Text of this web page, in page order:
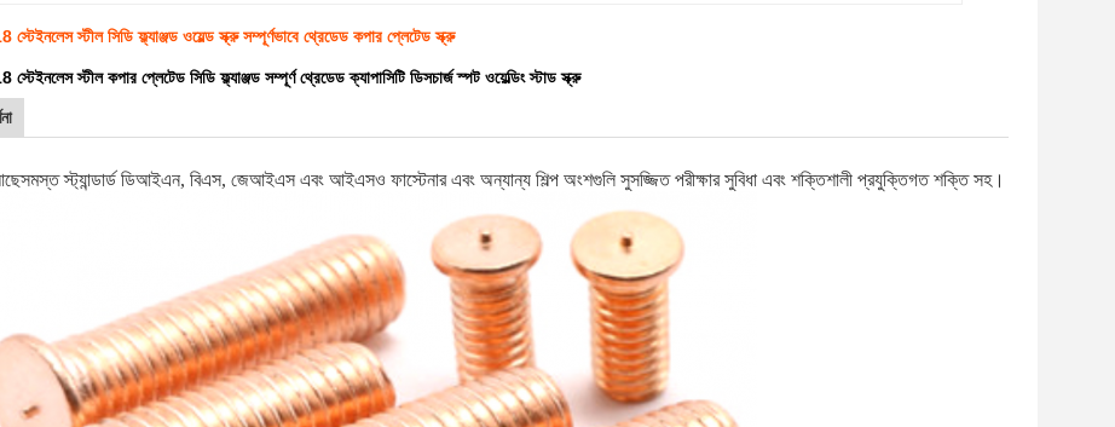
স্টীল সিডি ফ্ল্যাঞ্জড ওয়েল্ড স্ক্রু সম্পূর্ণভাবে থ্রেডেড কপার প্লেটেড স্ক্রু
স্টীল কপার প্লেটেড সিডি ফ্ল্যাঞ্জড সম্পূর্ণ থ্রেডেড ক্যাপাসিটি ডিসচার্জ স্পট ওয়েল্ডিং স্টাড স্ক্রু
সমস্ত স্ট্যান্ডার্ড ডিআইএন, বিএস, জেআইএস এবং আইএসও ফাস্টেনার এবং অন্যান্য শিল্প অংশগুলি সুসজ্জিত পরীক্ষার সুবিধা এবং শক্তিশালী প্রযুক্তিগত শক্তি সহ।